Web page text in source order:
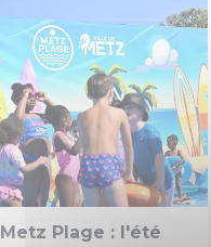
Metz Plage : l'été